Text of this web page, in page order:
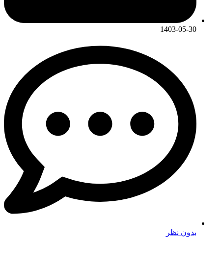
1403-05-30
بدون نظر